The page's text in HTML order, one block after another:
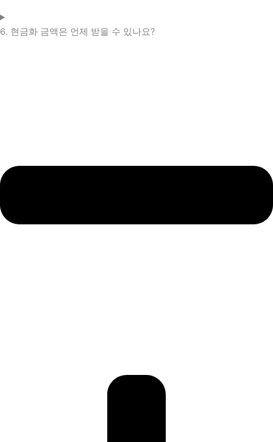
6. 현금화 금액은 언제 받을 수 있나요?